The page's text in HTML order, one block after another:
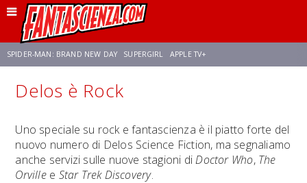
SPIDER-MAN: BRAND NEW DAY SUPERGIRL APPLE TV+
FRANCO RICCIARDIELLO ZENDAYA
NETFLIX SADIE SINK STAR TREK: STRANGE NEW WORLDS
Delos è Rock
Uno speciale su rock e fantascienza è il piatto forte del
nuovo numero di Delos Science Fiction, ma segnaliamo
anche servizi sulle nuove stagioni diDoctor Who, The
Orvillee Star Trek Discovery.